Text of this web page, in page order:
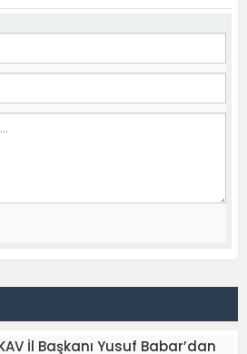
İl Başkanı Yusuf Babar’dan